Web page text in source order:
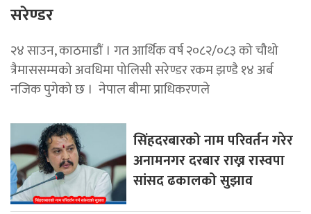
सरेण्डर
२४ साउन, काठमाडाैं । गत आर्थिक वर्ष २०८२/०८३ को चौथो
त्रैमाससम्मको अवधिमा पोलिसी सरेण्डर रकम झण्डै १४ अर्ब
नजिक पुगेको छ । नेपाल बीमा प्राधिकरणले
सिंहदरबारको नाम परिवर्तन गरेर
अनामनगर दरबार राख्न रास्वपा
सांसद ढकालको सुझाव